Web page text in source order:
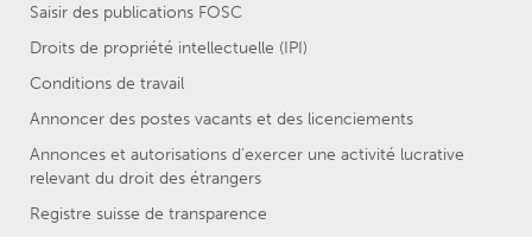
Saisir des publications FOSC
Droits de propriété intellectuelle (IPI)
Conditions de travail
Annoncer des postes vacants et des licenciements
Annonces et autorisations d’exercer une activité lucrative
relevant du droit des étrangers
Registre suisse de transparence